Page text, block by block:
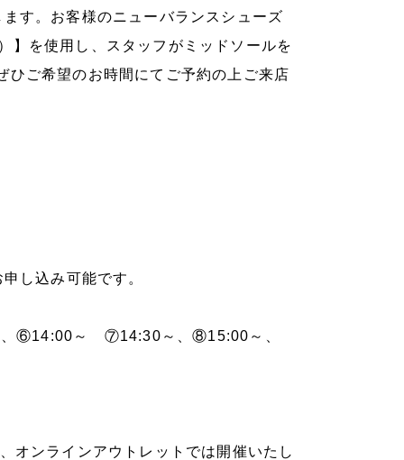
す。お客様のニューバランスシューズ
を使用し、スタッフがミッドソールを
ひご希望のお時間にてご予約の上ご来店
し込み可能です。
⑥14:00～ ⑦14:30～、⑧15:00～、
オンラインアウトレットでは開催いたし